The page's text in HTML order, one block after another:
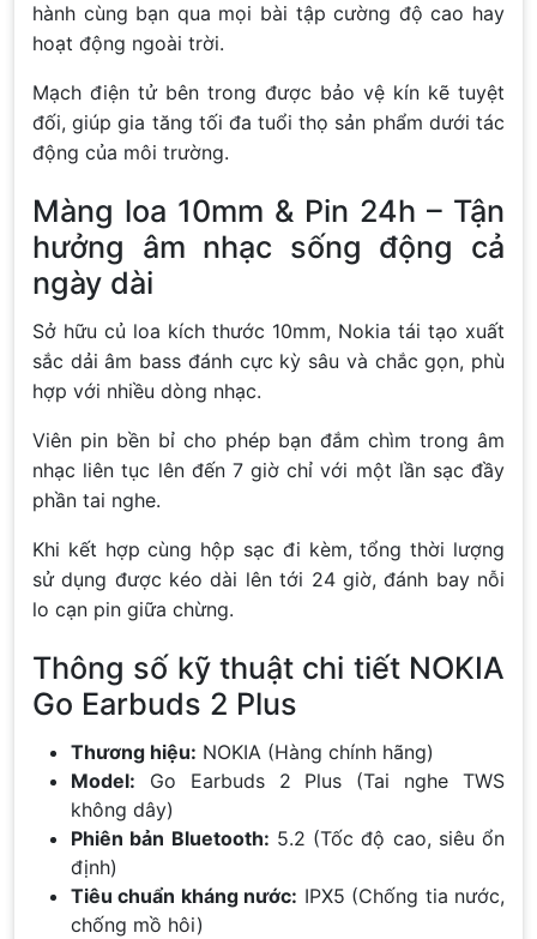
hành cùng bạn qua mọi bài tập cường độ cao hay
hoạt động ngoài trời.
Mạch điện tử bên trong được bảo vệ kín kẽ tuyệt
đối, giúp gia tăng tối đa tuổi thọ sản phẩm dưới tác
động của môi trường.
Màng loa 10mm & Pin 24h – Tận
hưởng âm nhạc sống động cả
ngày dài
Sở hữu củ loa kích thước 10mm, Nokia tái tạo xuất
sắc dải âm bass đánh cực kỳ sâu và chắc gọn, phù
hợp với nhiều dòng nhạc.
Viên pin bền bỉ cho phép bạn đắm chìm trong âm
nhạc liên tục lên đến 7 giờ chỉ với một lần sạc đầy
phần tai nghe.
Khi kết hợp cùng hộp sạc đi kèm, tổng thời lượng
sử dụng được kéo dài lên tới 24 giờ, đánh bay nỗi
lo cạn pin giữa chừng.
Thông số kỹ thuật chi tiết NOKIA
Go Earbuds 2 Plus
Thương hiệu: NOKIA (Hàng chính hãng)
Model: Go Earbuds 2 Plus (Tai nghe TWS
không dây)
Phiên bản Bluetooth: 5.2 (Tốc độ cao, siêu ổn
định)
Tiêu chuẩn kháng nước: IPX5 (Chống tia nước,
chống mồ hôi)